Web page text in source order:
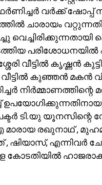
വർക്ക് ഷോപ്പ്
ചാരായം
വീട്ടിൽ കൃഷ്ണൻ
കുഞ്ഞൻ മകൻ
ടി.യു
രഖുനാഥ്‌ ,
, ഷിയാസ്, എന്നിവർ
കോടതിയിൽ